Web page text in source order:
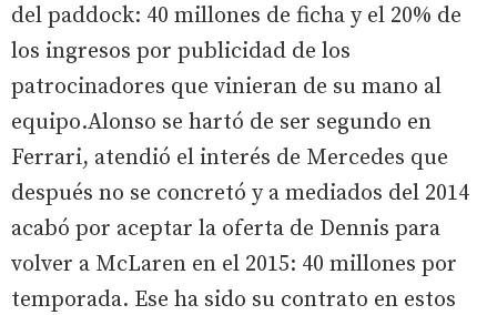
del paddock: 40 millones de ficha y el 20% de
los ingresos por publicidad de los
patrocinadores que vinieran de su mano al
equipo.Alonso se hartó de ser segundo en
Ferrari, atendió el interés de Mercedes que
después no se concretó y a mediados del 2014
acabó por aceptar la oferta de Dennis para
volver a McLaren en el 2015: 40 millones por
temporada. Ese ha sido su contrato en estos